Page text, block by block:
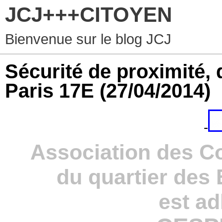
JCJ+++CITOYEN
Bienvenue sur le blog JCJ
Sécurité de proximité,
Paris 17E (27/04/2014)
-
Association des
du quartier des
est